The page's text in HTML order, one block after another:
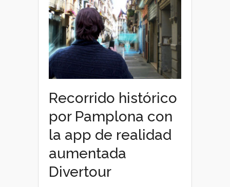
Recorrido histórico
por Pamplona con
la app de realidad
aumentada
Divertour